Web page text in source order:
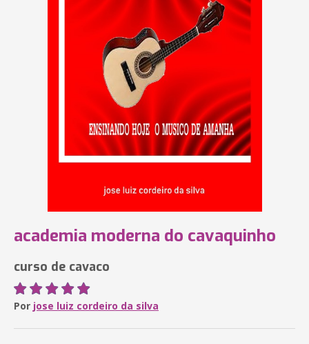
academia moderna do cavaquinho
curso de cavaco
Por jose luiz cordeiro da silva